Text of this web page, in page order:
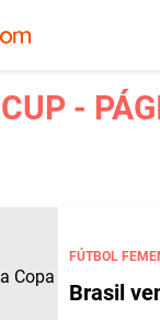
-
FÚTBOL
Brasil